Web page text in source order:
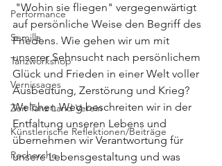
Performance
Semilla
Tanzworkshop
Vernissages
Zeit Tanz Land Verein
Künstlerische Reflektionen/Beiträge
Recherche
"Wohin sie fliegen" vergegenwärtigt
auf persönliche Weise den Begriff des
Friedens. Wie gehen wir um mit
unserer Sehnsucht nach persönlichem
Glück und Frieden in einer Welt voller
Ausbeutung, Zerstörung und Krieg?
Welchen Weg beschreiten wir in der
Entfaltung unseren Lebens und
übernehmen wir Verantwortung für
unsere Lebensgestaltung und was